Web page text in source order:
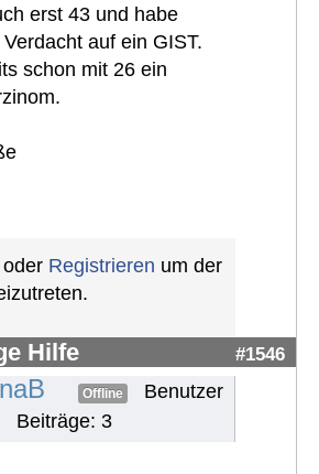
erst 43 und habe
auf ein GIST.
schon mit 26 ein
oder Registrieren um der
Hilfe #1546
Offline
Benutzer
Beiträge: 3